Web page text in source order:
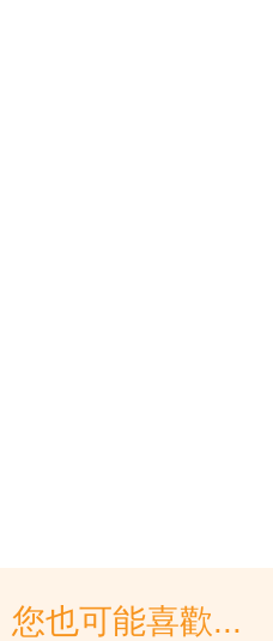
您也可能喜歡...